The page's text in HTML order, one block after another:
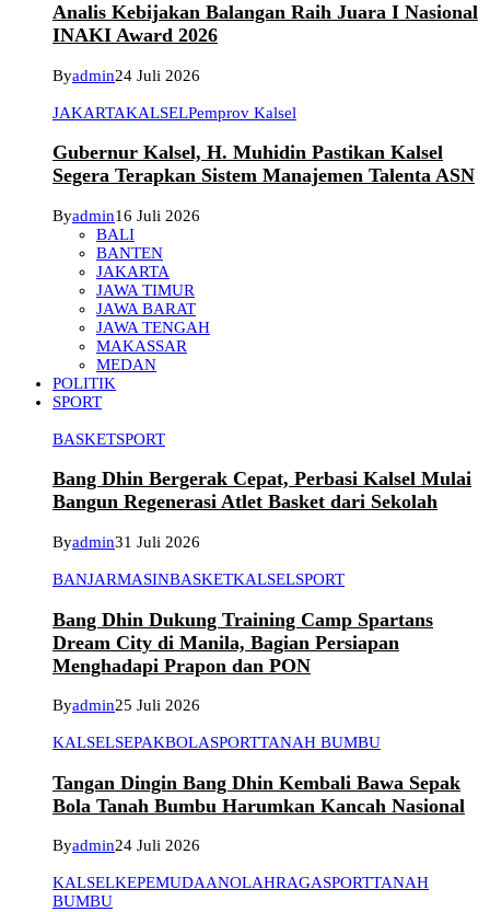
Analis Kebijakan Balangan Raih Juara I Nasional
INAKI Award 2026
Byadmin24 Juli 2026
JAKARTAKALSELPemprov Kalsel
Gubernur Kalsel, H. Muhidin Pastikan Kalsel
Segera Terapkan Sistem Manajemen Talenta ASN
Byadmin16 Juli 2026
BALI
BANTEN
JAKARTA
JAWA TIMUR
JAWA BARAT
JAWA TENGAH
MAKASSAR
MEDAN
POLITIK
SPORT
BASKETSPORT
Bang Dhin Bergerak Cepat, Perbasi Kalsel Mulai
Bangun Regenerasi Atlet Basket dari Sekolah
Byadmin31 Juli 2026
BANJARMASINBASKETKALSELSPORT
Bang Dhin Dukung Training Camp Spartans
Dream City di Manila, Bagian Persiapan
Menghadapi Prapon dan PON
Byadmin25 Juli 2026
KALSELSEPAKBOLASPORTTANAH BUMBU
Tangan Dingin Bang Dhin Kembali Bawa Sepak
Bola Tanah Bumbu Harumkan Kancah Nasional
Byadmin24 Juli 2026
KALSELKEPEMUDAANOLAHRAGASPORTTANAH
BUMBU